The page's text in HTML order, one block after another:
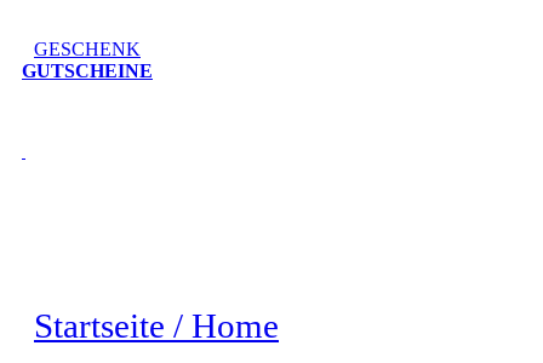
GESCHENK
GUTSCHEINE
Startseite / Home